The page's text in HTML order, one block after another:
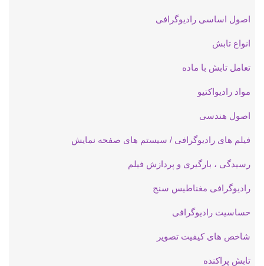
اصول اساسی رادیوگرافی
انواع تابش
تعامل تابش با ماده
مواد رادیواکتیو
اصول هندسی
فیلم های رادیوگرافی / سیستم های صفحه نمایش
رسیدگی ، بارگیری و پردازش فیلم
رادیوگرافی مغناطیس سنج
حساسیت رادیوگرافی
شاخص های کیفیت تصویر
تابش پراکنده